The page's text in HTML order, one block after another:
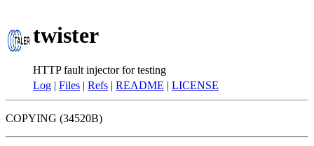
twister
HTTP fault injector for testing
Log | Files | Refs | README | LICENSE
COPYING (34520B)